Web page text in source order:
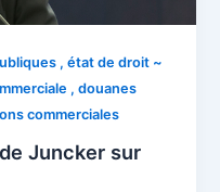
, état de droit ~
, douanes
commerciales
Juncker sur